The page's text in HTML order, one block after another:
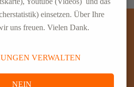
einsetzen. Über Ihre
uns freuen. Vielen Dank.
VERWALTEN
NEIN